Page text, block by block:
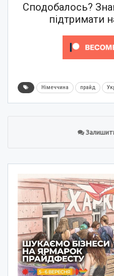
Сподобалось?
підтримати
Німеччина прайд